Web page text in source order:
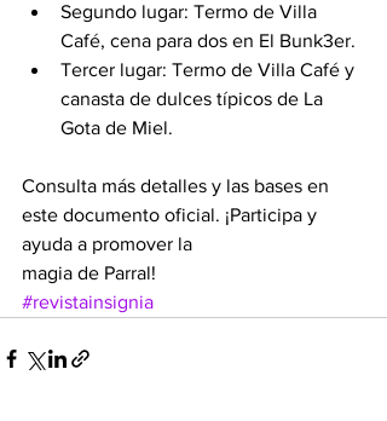
Segundo lugar: Termo de Villa
Café, cena para dos en El Bunk3er.
Tercer lugar: Termo de Villa Café y
canasta de dulces típicos de La
Gota de Miel.
Consulta más detalles y las bases en
este documento oficial. ¡Participa y
ayuda a promover la
magia de Parral!
#revistainsignia